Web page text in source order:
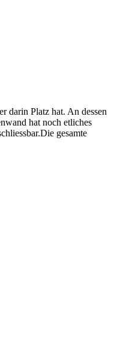
darin Platz hat. An dessen
hat noch etliches
gesamte